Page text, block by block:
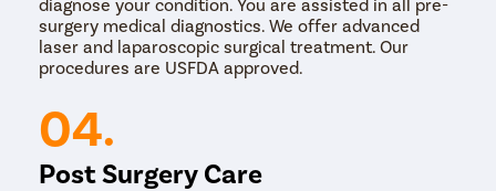
surgery medical diagnostics. We offer advanced
laser and laparoscopic surgical treatment. Our
procedures are USFDA approved.
04.
Post Surgery Care